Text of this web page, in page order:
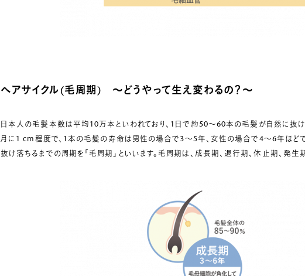
へアサイクル(毛周期) ～どうやって生え変わるの？ ～
日本人の毛髪本数は平均10万本といわれており、1日で約50～60本の毛髪が自然に抜
月に1 cm程度で、1本の毛髪の寿命は男性の場合で3～5年、女性の場合で4～6年ほど
抜け落ちるまでの周期を「毛周期」といいます。毛周期は、成長期、退行期、休止期、発生